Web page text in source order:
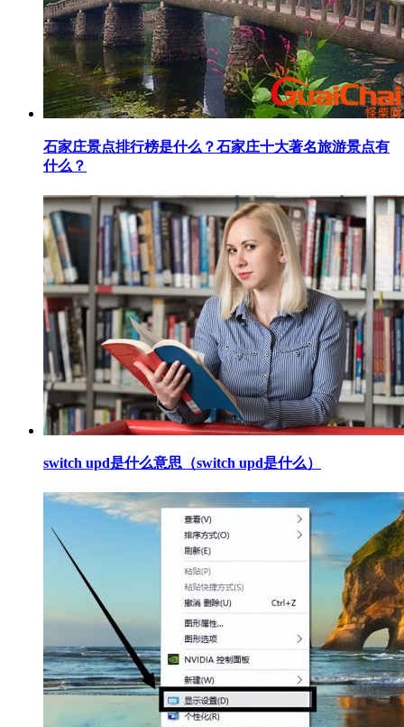
​石家庄景点排行榜是什么？石家庄十大著名旅游景点有
什么？
​switch upd是什么意思（switch upd是什么）